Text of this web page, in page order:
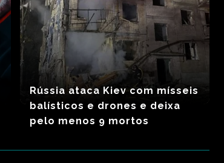
Rússia ataca Kiev com mísseis
balísticos e drones e deixa
pelo menos 9 mortos